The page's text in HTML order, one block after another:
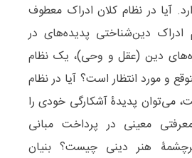
آیا در نظام کلان ادراک معطوف
ادراک دین‌‌شناختی پدیده‌های در
دین (عقل و وحی)، یک نظام
و مورد انتظار است؟ آیا در نظام
می‌توان پدیدۀ آشکارگی خودی را
معرفتی معینی در پرداخت مبانی
هنر‌‌ دینی چیست؟ بنیان